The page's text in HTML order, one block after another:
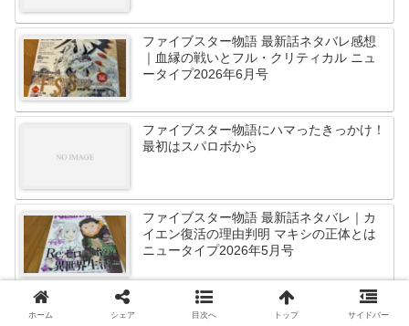
ファイブスター物語 最新話ネタバレ感想
｜血縁の戦いとフル・クリティカル ニュ
ータイプ2026年6月号
ファイブスター物語にハマったきっかけ！
最初はスパロボから
ファイブスター物語 最新話ネタバレ｜カ
イエン復活の理由判明 マキシの正体とは
ニュータイプ2026年5月号
ホーム シェア 目次へ トップ サイドバー